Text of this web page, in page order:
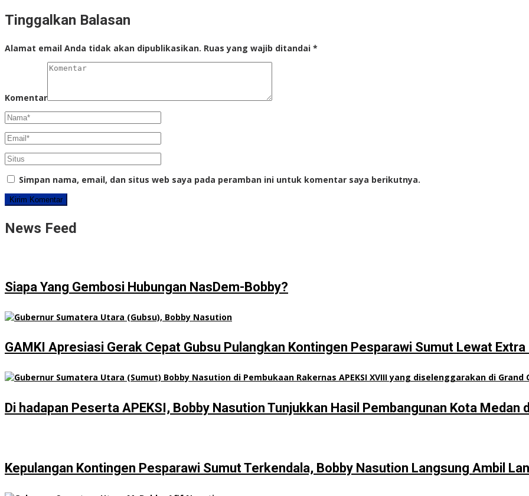
Tinggalkan Balasan
Alamat email Anda tidak akan dipublikasikan. Ruas yang wajib ditandai *
Komentar
Simpan nama, email, dan situs web saya pada peramban ini untuk komentar saya berikutnya.
News Feed
Siapa Yang Gembosi Hubungan NasDem-Bobby?
GAMKI Apresiasi Gerak Cepat Gubsu Pulangkan Kontingen Pesparawi Sumut Lewat Extra
Di hadapan Peserta APEKSI, Bobby Nasution Tunjukkan Hasil Pembangunan Kota Medan
Kepulangan Kontingen Pesparawi Sumut Terkendala, Bobby Nasution Langsung Ambil